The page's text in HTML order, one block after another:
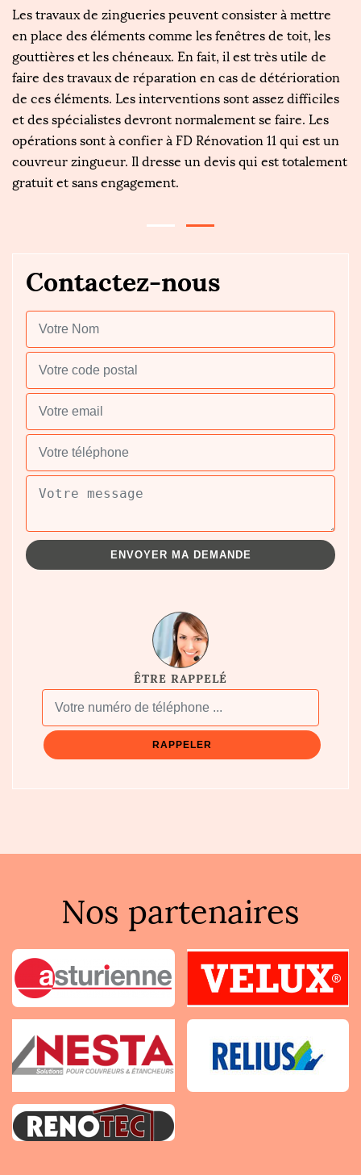
Les travaux de zingueries peuvent consister à mettre
en place des éléments comme les fenêtres de toit, les
gouttières et les chéneaux. En fait, il est très utile de
faire des travaux de réparation en cas de détérioration
de ces éléments. Les interventions sont assez difficiles
et des spécialistes devront normalement se faire. Les
opérations sont à confier à FD Rénovation 11 qui est un
couvreur zingueur. Il dresse un devis qui est totalement
gratuit et sans engagement.
Contactez-nous
ÊTRE RAPPELÉ
Nos partenaires